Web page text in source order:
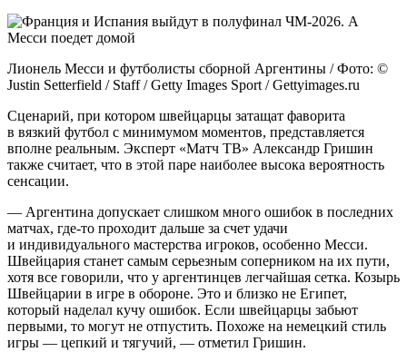
Лионель Месси и футболисты сборной Аргентины / Фото: ©
Justin Setterfield / Staff / Getty Images Sport / Gettyimages.ru
Сценарий, при котором швейцарцы затащат фаворита
в вязкий футбол с минимумом моментов, представляется
вполне реальным. Эксперт «Матч ТВ» Александр Гришин
также считает, что в этой паре наиболее высока вероятность
сенсации.
— Аргентина допускает слишком много ошибок в последних
матчах, где‑то проходит дальше за счет удачи
и индивидуального мастерства игроков, особенно Месси.
Швейцария станет самым серьезным соперником на их пути,
хотя все говорили, что у аргентинцев легчайшая сетка. Козырь
Швейцарии в игре в обороне. Это и близко не Египет,
который наделал кучу ошибок. Если швейцарцы забьют
первыми, то могут не отпустить. Похоже на немецкий стиль
игры — цепкий и тягучий, — отметил Гришин.